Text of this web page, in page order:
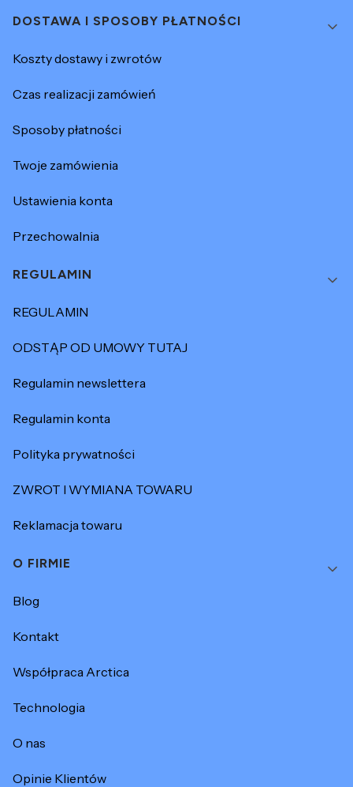
DOSTAWA I SPOSOBY PŁATNOŚCI
Koszty dostawy i zwrotów
Czas realizacji zamówień
Sposoby płatności
Twoje zamówienia
Ustawienia konta
Przechowalnia
REGULAMIN
REGULAMIN
ODSTĄP OD UMOWY TUTAJ
Regulamin newslettera
Regulamin konta
Polityka prywatności
ZWROT I WYMIANA TOWARU
Reklamacja towaru
O FIRMIE
Blog
Kontakt
Współpraca Arctica
Technologia
O nas
Opinie Klientów